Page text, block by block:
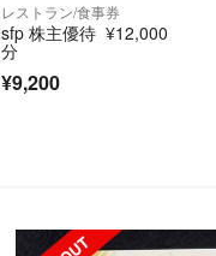
レストラン/食事券
sfp 株主優待 ¥12,000
分
¥9,200
SOLD OUT